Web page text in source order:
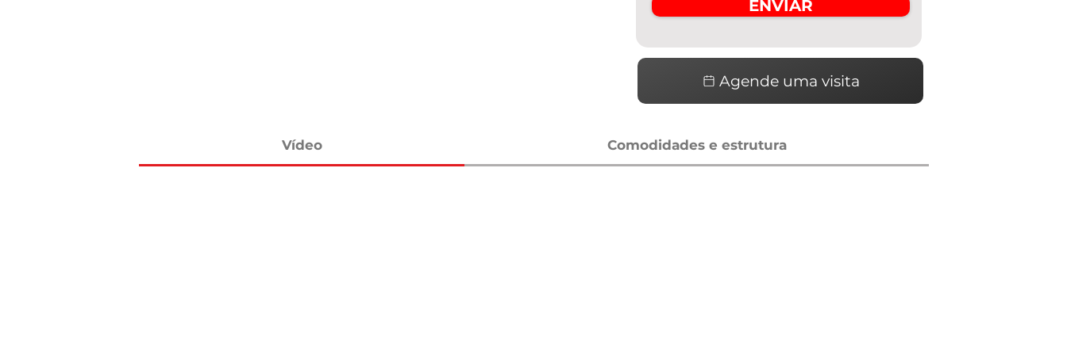
ENVIAR
Agende uma visita
Vídeo Comodidades e estrutura